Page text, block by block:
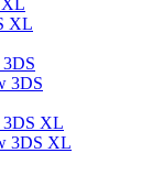
XL
XL
3DS
3DS XL
3DS XL